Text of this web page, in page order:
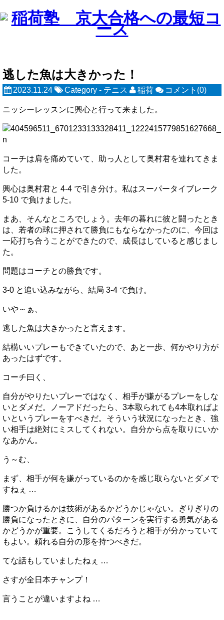
逃した魚は大きかった！
2023.11.24 Category - テニス 稲荷 コメント(0)
ニッシーレッスンに興心と行って来ました。
コーチは肩を痛めていて、助っ人として奥村君を連れてきま
した。
興心は奥村君と 4-4 で引き分け。私はスーパータイブレーク
5-10 で負けました。
まあ、そんなところでしょう。去年の暮れに彼と闘ったとき
は、若者の球に押されて勝負にもならなかったのに、今回は
一応打ち合うことができたので、成長はしていると感じまし
た。
問題はコーチとの勝負です。
3-0 と追い込みながら、結局 3-4 で負け。
いや～ぁ、
逃した魚は大きかったと言えます。
結構いいプレーもできていたので、あと一歩、何かやり方が
あったはずです。
コーチ曰く、
自分がやりたいプレーではなく、相手が嫌がるプレーをしな
いとダメだ。ノーアドだったら、3本取られても4本取ればよ
いというプレーをすべきだ。そういう状況になったとき、強
い相手は絶対にミスしてくれない。自分から点を取りにいか
なあかん。
う～む、
まず、相手が何を嫌がっているのかを感じ取らないとダメで
すねぇ …
勝つか負けるかは技術があるかどうかじゃない。ぎりぎりの
勝負になったときに、自分のパターンを実行する勇気がある
かどうかが重要。こうしてくるだろうと相手が分かっていて
もよい。頼れる自分の形を持つべきだ。
てな話もしていましたねぇ …
さすが全日本チャンプ！
言うことが違いますよね …